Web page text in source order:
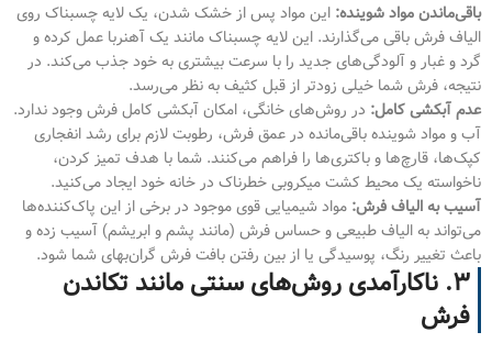
باقی‌ماندن مواد شوینده: این مواد پس از خشک شدن، یک لایه چسبناک روی
الیاف فرش باقی می‌گذارند. این لایه چسبناک مانند یک آهنربا عمل کرده و
گرد و غبار و آلودگی‌های جدید را با سرعت بیشتری به خود جذب می‌کند. در
نتیجه، فرش شما خیلی زودتر از قبل کثیف به نظر می‌رسد.
عدم آبکشی کامل: در روش‌های خانگی، امکان آبکشی کامل فرش وجود ندارد.
آب و مواد شوینده باقی‌مانده در عمق فرش، رطوبت لازم برای رشد انفجاری
کپک‌ها، قارچ‌ها و باکتری‌ها را فراهم می‌کنند. شما با هدف تمیز کردن،
ناخواسته یک محیط کشت میکروبی خطرناک در خانه خود ایجاد می‌کنید.
آسیب به الیاف فرش: مواد شیمیایی قوی موجود در برخی از این پاک‌کننده‌ها
می‌تواند به الیاف طبیعی و حساس فرش (مانند پشم و ابریشم) آسیب زده و
باعث تغییر رنگ، پوسیدگی یا از بین رفتن بافت فرش گران‌بهای شما شود.
۳. ناکارآمدی روش‌های سنتی مانند تکاندن
فرش